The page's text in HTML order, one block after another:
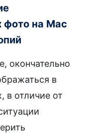
фото на Mac
окончательно
в
в отличие от